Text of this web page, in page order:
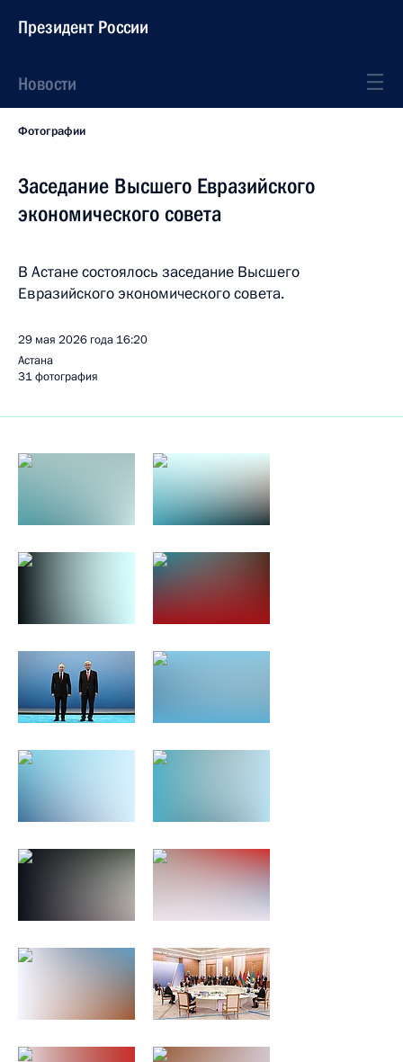
Президент России
Новости
Фотографии
Заседание Высшего Евразийского
экономического совета
В Астане состоялось заседание Высшего
Евразийского экономического совета.
29 мая 2026 года 16:20
Астана
31 фотография